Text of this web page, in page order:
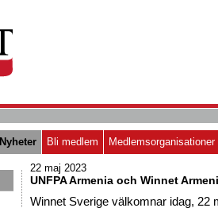
Nyheter Bli medlem Medlemsorganisationer
22 maj 2023
UNFPA Armenia och Winnet
Winnet Sverige välkomnar idag, 22